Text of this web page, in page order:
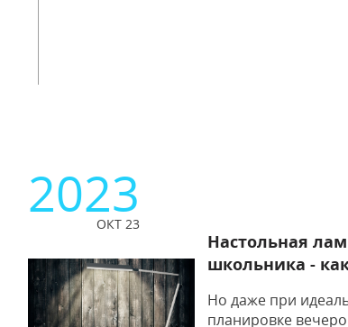
2023
ОКТ 23
Настольная
школьника -
Но даже при
планировке